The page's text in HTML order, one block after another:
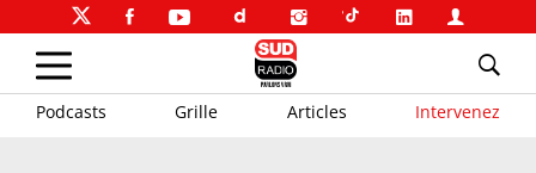
Podcasts Grille Articles Intervenez